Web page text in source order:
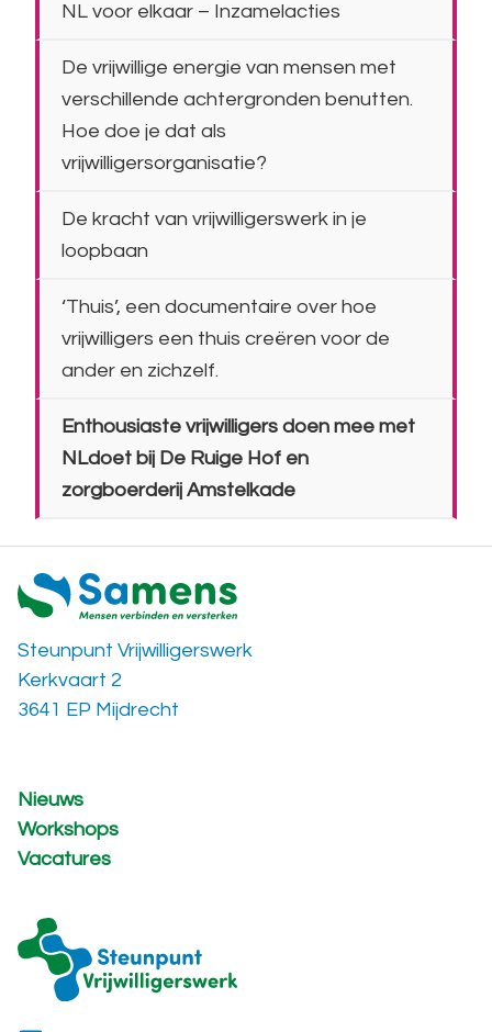
NL voor elkaar – Inzamelacties
De vrijwillige energie van mensen met
verschillende achtergronden benutten.
Hoe doe je dat als
vrijwilligersorganisatie?
De kracht van vrijwilligerswerk in je
loopbaan
‘Thuis’, een documentaire over hoe
vrijwilligers een thuis creëren voor de
ander en zichzelf.
Enthousiaste vrijwilligers doen mee met
NLdoet bij De Ruige Hof en
zorgboerderij Amstelkade
Steunpunt Vrijwilligerswerk
Kerkvaart 2
3641 EP Mijdrecht
Nieuws
Workshops
Vacatures